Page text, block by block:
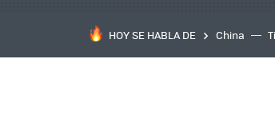
HOY SE HABLA DE China